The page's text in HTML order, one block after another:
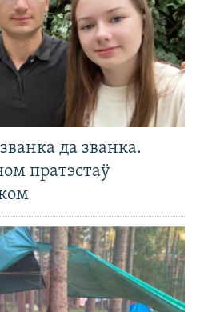
да званка.
пратэстаў